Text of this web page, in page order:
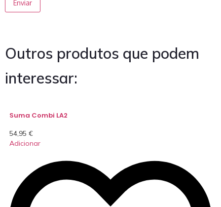
Outros produtos que podem
interessar:
Suma Combi LA2
54,95 €
Adicionar